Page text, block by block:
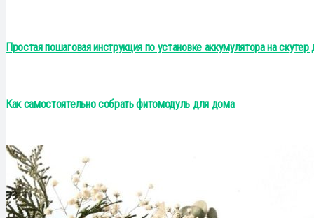
Простая пошаговая инструкция по установке аккумулятора на
Как самостоятельно собрать фитомодуль для дома